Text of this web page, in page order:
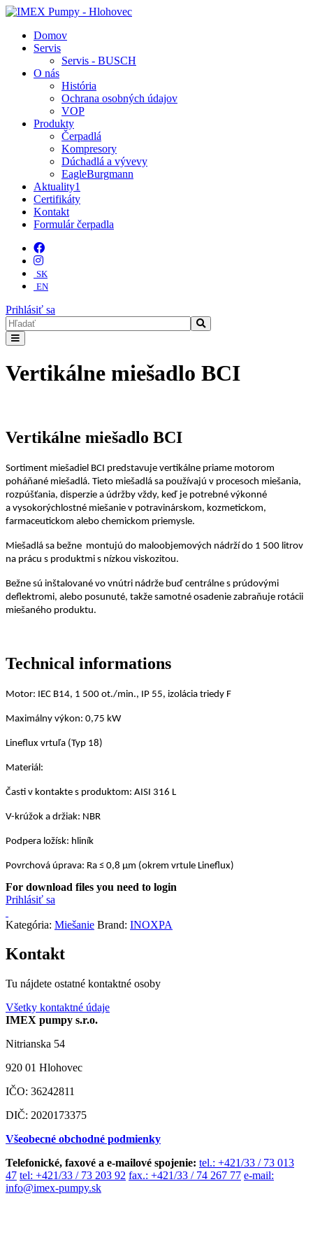
Domov
Servis
Servis - BUSCH
O nás
História
Ochrana osobných údajov
VOP
Produkty
Čerpadlá
Kompresory
Dúchadlá a vývevy
EagleBurgmann
Aktuality1
Certifikáty
Kontakt
Formulár čerpadla
SK
EN
Prihlásiť sa
Vertikálne miešadlo BCI
Vertikálne miešadlo BCI
Sortiment miešadiel BCI predstavuje vertikálne priame motorom
poháňané miešadlá. Tieto miešadlá sa používajú v procesoch miešania,
rozpúšťania, disperzie a údržby vždy, keď je potrebné výkonné
a vysokorýchlostné miešanie v potravinárskom, kozmetickom,
farmaceutickom alebo chemickom priemysle.
Miešadlá sa bežne montujú do maloobjemových nádrží do 1 500 litrov
na prácu s produktmi s nízkou viskozitou.
Bežne sú inštalované vo vnútri nádrže buď centrálne s prúdovými
deflektromi, alebo posunuté, takže samotné osadenie zabraňuje rotácii
miešaného produktu.
Technical informations
Motor: IEC B14, 1 500 ot./min., IP 55, izolácia triedy F
Maximálny výkon: 0,75 kW
Lineflux vrtuľa (Typ 18)
Materiál:
Časti v kontakte s produktom: AISI 316 L
V-krúžok a držiak: NBR
Podpera ložísk: hliník
Povrchová úprava: Ra ≤ 0,8 μm (okrem vrtule Lineflux)
For download files you need to login
Prihlásiť sa
Kategória: Miešanie Brand: INOXPA
Kontakt
Tu nájdete ostatné kontaktné osoby
Všetky kontaktné údaje
IMEX pumpy s.r.o.
Nitrianska 54
920 01 Hlohovec
IČO: 36242811
DIČ: 2020173375
Všeobecné obchodné podmienky
Telefonické, faxové a e-mailové spojenie: tel.: +421/33 / 73 013
47 tel: +421/33 / 73 203 92 fax.: +421/33 / 74 267 77 e-mail:
info@imex-pumpy.sk